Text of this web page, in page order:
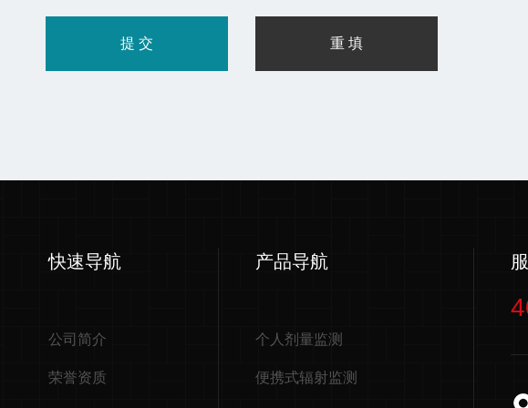
快速导航
公司简介
荣誉资质
产品导航
个人剂量监测
便携式辐射监测